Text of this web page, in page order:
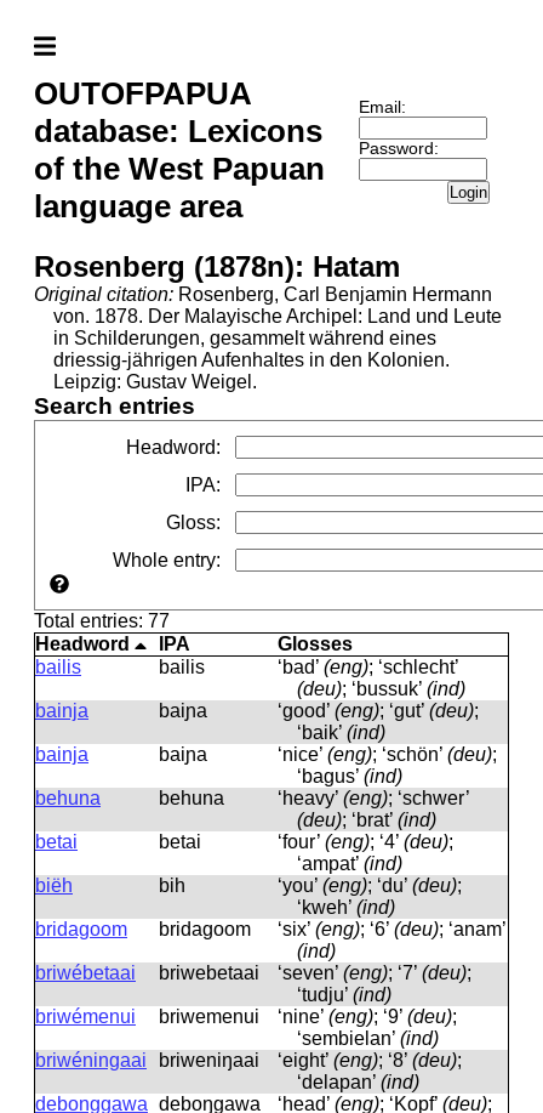
OUTOFPAPUA
database: Lexicons
of the West Papuan
language area
Email:
Password:
Login
Rosenberg (1878n): Hatam
Original citation: Rosenberg, Carl Benjamin Hermann
von. 1878. Der Malayische Archipel: Land und Leute
in Schilderungen, gesammelt während eines
driessig-jährigen Aufenhaltes in den Kolonien.
Leipzig: Gustav Weigel.
Search entries
Headword:
IPA:
Gloss:
Whole entry:
Total entries: 77
Headword
IPA
Glosses
bailis
bailis ‘bad’ (eng); ‘schlecht’
(deu); ‘bussuk’ (ind)
bainja
baiɲa ‘good’ (eng); ‘gut’ (deu);
‘baik’ (ind)
bainja
baiɲa ‘nice’ (eng); ‘schön’ (deu);
‘bagus’ (ind)
behuna
behuna ‘heavy’ (eng); ‘schwer’
(deu); ‘brat’ (ind)
betai
betai ‘four’ (eng); ‘4’ (deu);
‘ampat’ (ind)
biëh
bih ‘you’ (eng); ‘du’ (deu);
‘kweh’ (ind)
bridagoom
bridagoom ‘six’ (eng); ‘6’ (deu); ‘anam’
(ind)
briwébetaai
briwebetaai ‘seven’ (eng); ‘7’ (deu);
‘tudju’ (ind)
briwémenui
briwemenui ‘nine’ (eng); ‘9’ (deu);
‘sembielan’ (ind)
briwéningaai
briweniŋaai ‘eight’ (eng); ‘8’ (deu);
‘delapan’ (ind)
debonggawa deboŋgawa ‘head’ (eng); ‘Kopf’ (deu);